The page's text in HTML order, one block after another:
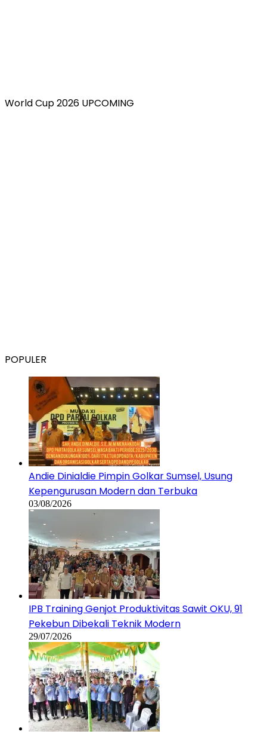
World Cup 2026 UPCOMING
POPULER
Andie Dinialdie Pimpin Golkar Sumsel, Usung
Kepengurusan Modern dan Terbuka
03/08/2026
IPB Training Genjot Produktivitas Sawit OKU, 91
Pekebun Dibekali Teknik Modern
29/07/2026